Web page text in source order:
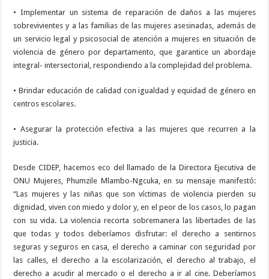
• Implementar un sistema de reparación de daños a las mujeres
sobrevivientes y a las familias de las mujeres asesinadas, además de
un servicio legal y psicosocial de atención a mujeres en situación de
violencia de género por departamento, que garantice un abordaje
integral- intersectorial, respondiendo a la complejidad del problema.
• Brindar educación de calidad con igualdad y equidad de género en
centros escolares.
• Asegurar la protección efectiva a las mujeres que recurren a la
justicia.
Desde CIDEP, hacemos eco del llamado de la Directora Ejecutiva de
ONU Mujeres, Phumzile Mlambo-Ngcuka, en su mensaje manifestó:
“Las mujeres y las niñas que son víctimas de violencia pierden su
dignidad, viven con miedo y dolor y, en el peor de los casos, lo pagan
con su vida. La violencia recorta sobremanera las libertades de las
que todas y todos deberíamos disfrutar: el derecho a sentirnos
seguras y seguros en casa, el derecho a caminar con seguridad por
las calles, el derecho a la escolarización, el derecho al trabajo, el
derecho a acudir al mercado o el derecho a ir al cine. Deberíamos